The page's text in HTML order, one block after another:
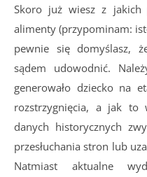
Skoro już wiesz z jakich
alimenty (przypominam:
pewnie się domyślasz,
sądem udowodnić.
generowało dziecko na
rozstrzygnięcia, a jak to
danych historycznych
przesłuchania stron lub
Natmiast aktualne